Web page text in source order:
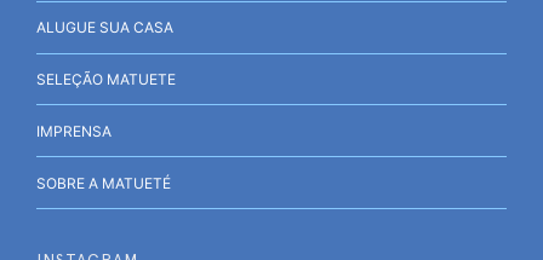
ALUGUE SUA CASA
SELEÇÃO MATUETE
IMPRENSA
SOBRE A MATUETÉ